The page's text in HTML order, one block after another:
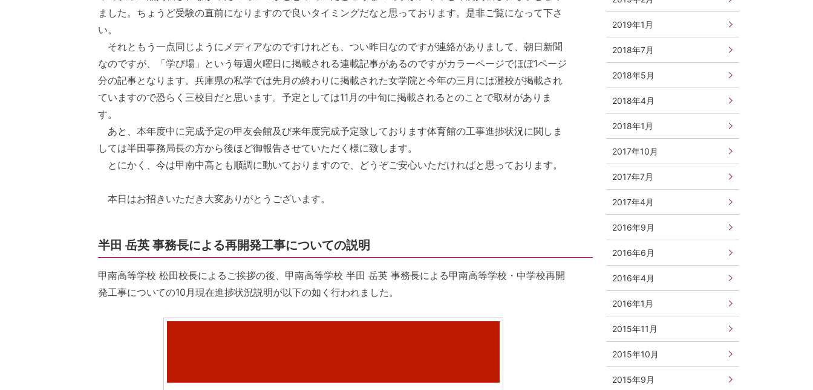
ました。ちょうど受験の直前になりますので良いタイミングだなと思っております。是非ご覧になって下さ
い。
それともう一点同じようにメディアなのですけれども、つい昨日なのですが連絡がありまして、朝日新聞
なのですが、「学び場」という毎週火曜日に掲載される連載記事があるのですがカラーページでほぼ1ページ
分の記事となります。兵庫県の私学では先月の終わりに掲載された女学院と今年の三月には灘校が掲載され
ていますので恐らく三校目だと思います。予定としては11月の中旬に掲載されるとのことで取材がありま
す。
あと、本年度中に完成予定の甲友会館及び来年度完成予定致しております体育館の工事進捗状況に関しま
しては半田事務局長の方から後ほど御報告させていただく様に致します。
とにかく、今は甲南中高とも順調に動いておりますので、どうぞご安心いただければと思っております。
本日はお招きいただき大変ありがとうございます。
半田 岳英 事務長による再開発工事についての説明
甲南高等学校 松田校長によるご挨拶の後、甲南高等学校 半田 岳英 事務長による甲南高等学校・中学校再開
発工事についての10月現在進捗状況説明が以下の如く行われました。
2019年1月
2018年7月
2018年5月
2018年4月
2018年1月
2017年10月
2017年7月
2017年4月
2016年9月
2016年6月
2016年4月
2016年1月
2015年11月
2015年10月
2015年9月